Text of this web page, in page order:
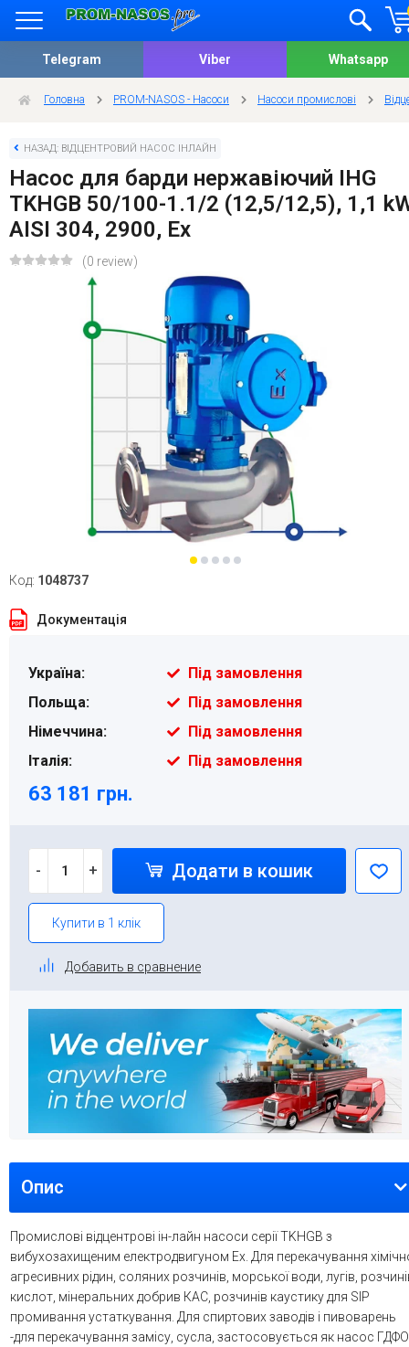
Telegram Viber Whatsapp
Головна PROM-NASOS - Насоси Насоси промислові
НАЗАД: ВІДЦЕНТРОВИЙ НАСОС ІНЛАЙН
Насос для барди нержавіючий IHG
TKHGB 50/100-1.1/2 (12,5/12,5), 1,1
AISI 304, 2900, Ex
(0 review)
Код: 1048737
Документація
Україна:
Під замовлення
Польща:
Під замовлення
Німеччина:
Під замовлення
Італія:
Під замовлення
63 181 грн.
- + Додати в кошик
Купити в 1 клік
Добавить в сравнение
Опис
Промислові відцентрові ін-лайн насоси серії TKHGB з
вибухозахищеним електродвигуном Ex. Для перекачування
агресивних рідин, соляних розчинів, морської води, лугів,
кислот, мінеральних добрив КАС, розчинів каустику для SIP
промивання устаткування. Для спиртових заводів і пивоварень
-для перекачування замісу, сусла, застосовується як насос